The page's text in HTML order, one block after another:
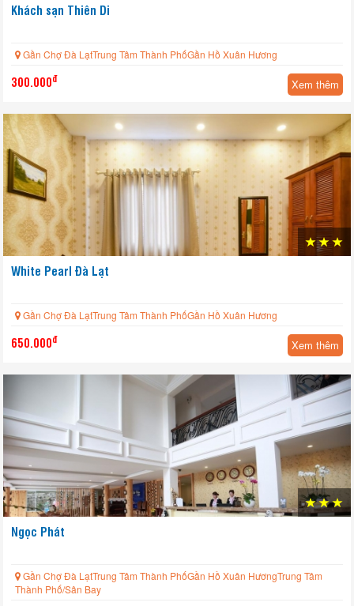
Khách sạn Thiên Di
Gần Chợ Đà LạtTrung Tâm Thành PhốGần Hồ Xuân Hương
300.000đ Xem thêm
White Pearl Đà Lạt
Gần Chợ Đà LạtTrung Tâm Thành PhốGần Hồ Xuân Hương
650.000đ Xem thêm
Ngọc Phát
Gần Chợ Đà LạtTrung Tâm Thành PhốGần Hồ Xuân HươngTrung Tâm
Thành Phố/Sân Bay